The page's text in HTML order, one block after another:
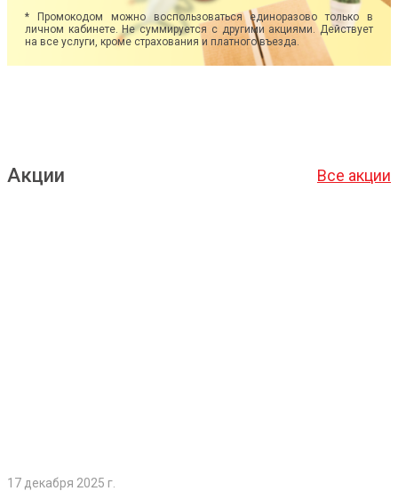
* Промокодом можно воспользоваться единоразово только в
личном кабинете. Не суммируется с другими акциями. Действует
на все услуги, кроме страхования и платного въезда.
Акции Все акции
17 декабря 2025 г.